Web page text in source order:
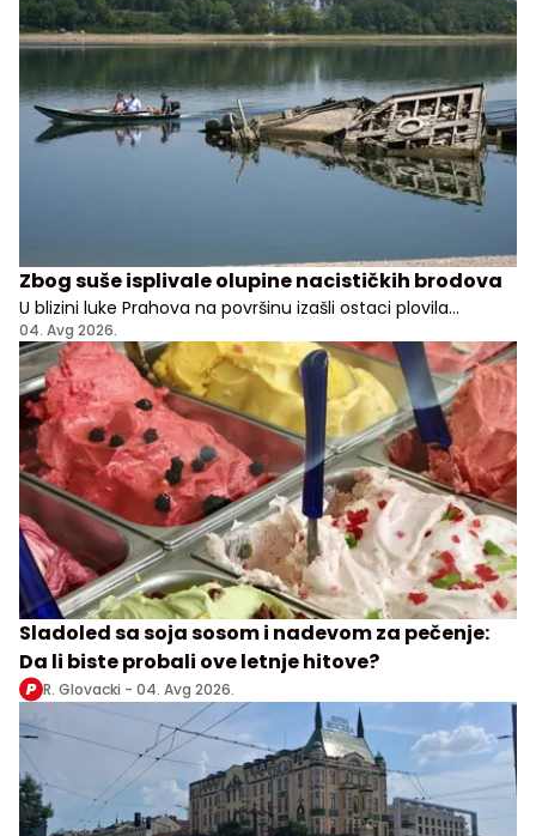
Zbog suše isplivale olupine nacističkih brodova
U blizini luke Prahova na površinu izašli ostaci plovila
potopljenih tokom nemačkog povlačenja sa Balkana
04. Avg 2026.
Sladoled sa soja sosom i nadevom za pečenje:
Da li biste probali ove letnje hitove?
R. Glovacki - 04. Avg 2026.